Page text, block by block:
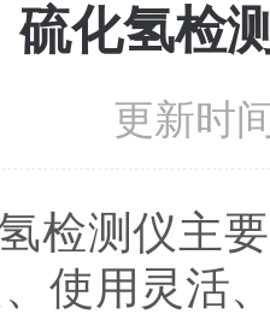
硫化氢检
更新时
测仪主要
使用灵活